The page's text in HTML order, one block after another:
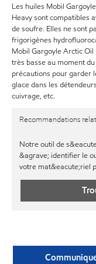
Les huiles Mobil
Heavy sont compatibles
de soufre. Elles ne sont
frigorigènes
Mobil Gargoyle Arctic
très basse au moment
précautions pour garder
glace dans les
cuivrage, etc.
Recommandations
Notre outil de
&agrave; identifier le
votre mat&eacute;riel